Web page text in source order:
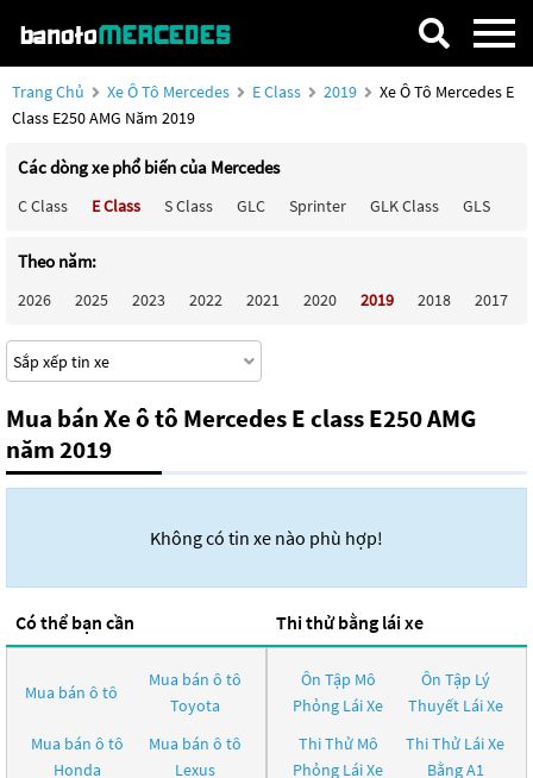
Trang Chủ Xe Ô Tô Mercedes E Class 2019
Xe Ô Tô Mercedes E
Class E250 AMG Năm 2019
Các dòng xe phổ biến của Mercedes
C Class E Class S Class GLC Sprinter GLK Class GLS
Theo năm:
2026 2025 2023 2022 2021 2020 2019 2018 2017
Mua bán Xe ô tô Mercedes E class E250 AMG
năm 2019
Không có tin xe nào phù hợp!
Có thể bạn cần
Mua bán ô tô
Mua bán ô tô
Toyota
Mua bán ô tô
Honda
Mua bán ô tô
Lexus
Thi thử bằng lái xe
Ôn Tập Mô
Phỏng Lái Xe
Ôn Tập Lý
Thuyết Lái Xe
Thi Thử Mô
Phỏng Lái Xe
Thi Thử Lái Xe
Bằng A1